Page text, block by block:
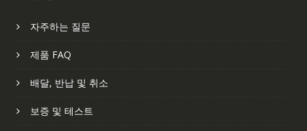
자주하는 질문
제품 FAQ
배달, 반납 및 취소
보증 및 테스트